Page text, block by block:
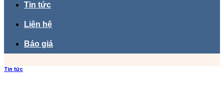
Tin tức
Liên hệ
Báo giá
Tin tức